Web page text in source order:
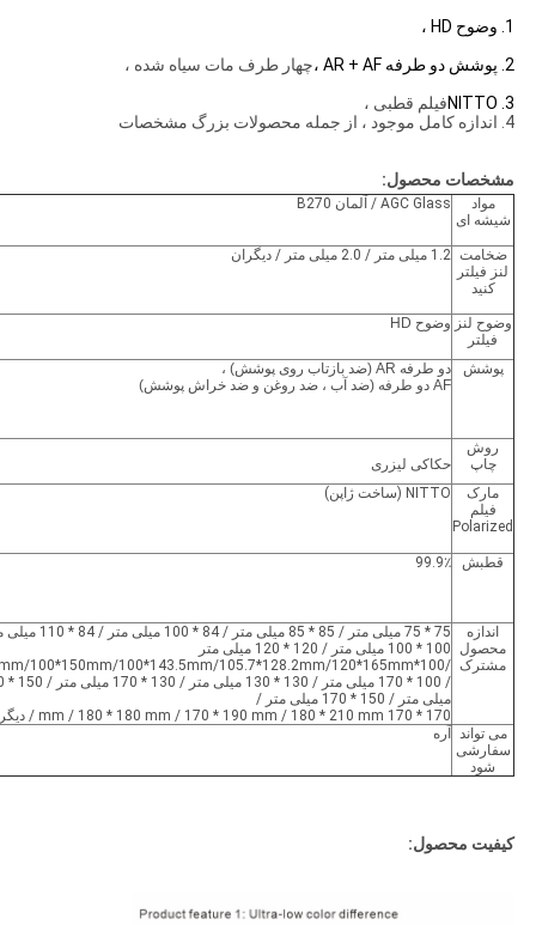
1. وضوح HD ،
2. پوشش دو طرفه AR + AF ،
چهار طرف مات سیاه شده ،
3. NITTO
فیلم قطبی ،
4. اندازه کامل موجود ، از جمله محصولات بزرگ مشخصات
مشخصات محصول:
مواد
شیشه ای
AGC Glass / آلمان B270
ضخامت
لنز فیلتر
کنید
1.2 میلی متر / 2.0 میلی متر / دیگران
وضوح لنز
فیلتر
وضوح HD
پوشش دو طرفه AR (ضد بازتاب روی پوشش) ،
AF دو طرفه (ضد آب ، ضد روغن و ضد خراش پوشش)
روش
چاپ
حکاکی لیزری
مارک
فیلم
Polarized
NITTO (ساخت ژاپن)
قطبش 99.9٪
اندازه
محصول
مشترک
75 * 75 میلی متر / 85 * 85 میلی متر / 84
100 * 100 میلی متر / 120 * 120 میلی متر
/100*125mm/100*150mm/100*143.5mm/105.7*128.2mm/120*165mm
/ 100 *
میلی متر / 150 * 170 میلی متر /
170 * 170 mm / 180 * 180 mm / 170 * 190 mm / 180 * 210 mm / دیگر
می تواند
سفارشی
شود
آره
کیفیت محصول: